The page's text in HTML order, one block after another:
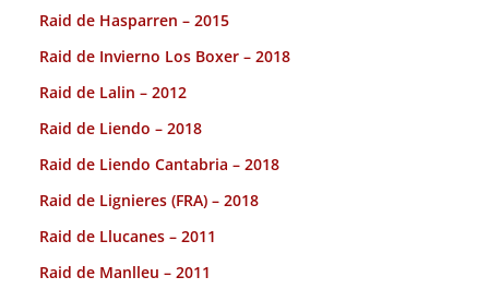
Raid de Hasparren – 2015
Raid de Invierno Los Boxer – 2018
Raid de Lalin – 2012
Raid de Liendo – 2018
Raid de Liendo Cantabria – 2018
Raid de Lignieres (FRA) – 2018
Raid de Llucanes – 2011
Raid de Manlleu – 2011